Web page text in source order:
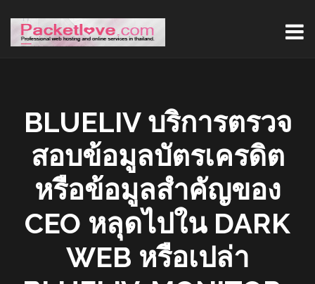
BLUELIV บริการตรวจ
สอบข้อมูลบัตรเครดิต
หรือข้อมูลสำคัญของ
CEO หลุดไปใน DARK
WEB หรือเปล่า